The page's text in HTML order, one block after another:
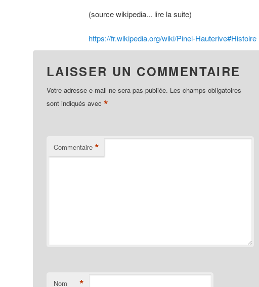
(source wikipedia... lire la suite)
https://fr.wikipedia.org/wiki/Pinel-Hauterive#Histoire
LAISSER UN COMMENTAIRE
Votre adresse e-mail ne sera pas publiée. Les champs obligatoires
sont indiqués avec *
Commentaire *
Nom *